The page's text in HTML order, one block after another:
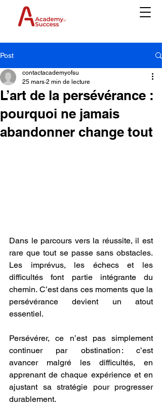
Post
L’art de la persévérance :
pourquoi ne jamais
abandonner change tout
contactacademyofsu
25 mars 2 min de lecture
Dans le parcours vers la réussite, il est
rare que tout se passe sans obstacles.
Les imprévus, les échecs et les
difficultés font partie intégrante du
chemin. C’est dans ces moments que la
persévérance devient un atout
essentiel.
Persévérer, ce n’est pas simplement
continuer par obstination : c’est
avancer malgré les difficultés, en
apprenant de chaque expérience et en
ajustant sa stratégie pour progresser
durablement.